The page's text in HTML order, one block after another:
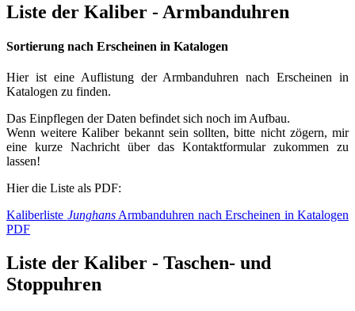
Liste der Kaliber - Armbanduhren
Sortierung nach Erscheinen in Katalogen
Hier ist eine Auflistung der Armbanduhren nach Erscheinen in
Katalogen zu finden.
Das Einpflegen der Daten befindet sich noch im Aufbau.
Wenn weitere Kaliber bekannt sein sollten, bitte nicht zögern, mir
eine kurze Nachricht über das Kontaktformular zukommen zu
lassen!
Hier die Liste als PDF:
Kaliberliste JunghansArmbanduhren nach Erscheinen in Katalogen
PDF
Liste der Kaliber - Taschen- und
Stoppuhren